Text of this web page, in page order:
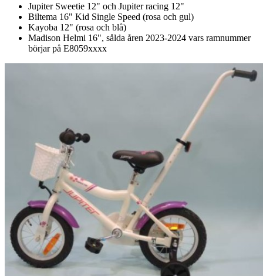
Jupiter Sweetie 12" och Jupiter racing 12"
Biltema 16" Kid Single Speed (rosa och gul)
Kayoba 12" (rosa och blå)
Madison Helmi 16", sålda åren 2023-2024 vars ramnummer
börjar på E8059xxxx